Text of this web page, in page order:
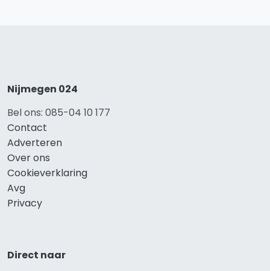
Nijmegen 024
Bel ons: 085-04 10 177
Contact
Adverteren
Over ons
Cookieverklaring
Avg
Privacy
Direct naar